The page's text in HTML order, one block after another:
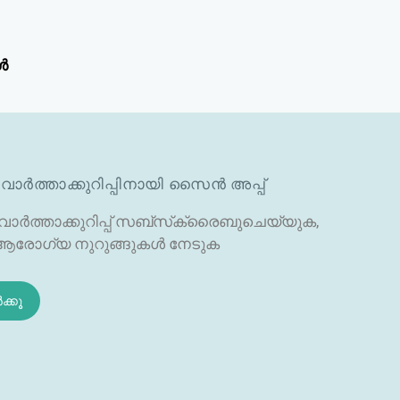
സൈൻ അപ്പ്
സബ്‌സ്‌ക്രൈബുചെയ്യുക,
നുറുങ്ങുകൾ നേടുക